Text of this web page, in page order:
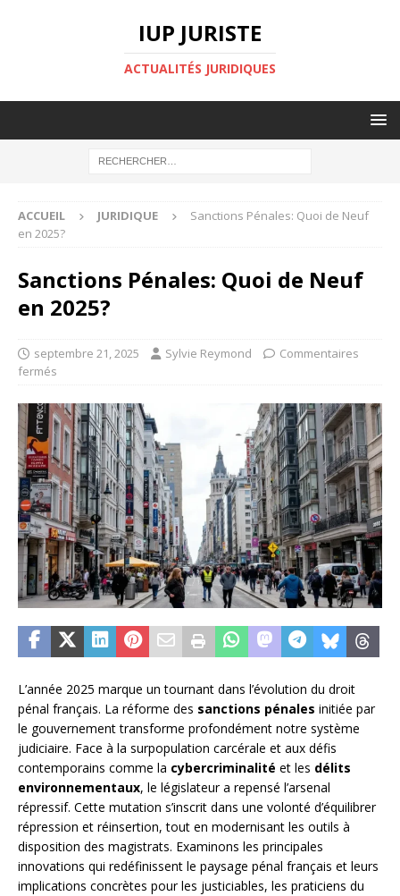
IUP JURISTE
ACTUALITÉS JURIDIQUES
ACCUEIL JURIDIQUE
Sanctions Pénales: Quoi de Neuf
en 2025?
Sanctions Pénales: Quoi de Neuf
en 2025?
septembre 21, 2025 Sylvie Reymond
Commentaires
fermés
L’année 2025 marque un tournant dans l’évolution du droit
pénal français. La réforme des sanctions pénales initiée par
le gouvernement transforme profondément notre système
judiciaire. Face à la surpopulation carcérale et aux défis
contemporains comme la cybercriminalité et les délits
environnementaux, le législateur a repensé l’arsenal
répressif. Cette mutation s’inscrit dans une volonté d’équilibrer
répression et réinsertion, tout en modernisant les outils à
disposition des magistrats. Examinons les principales
innovations qui redéfinissent le paysage pénal français et leurs
implications concrètes pour les justiciables, les praticiens du